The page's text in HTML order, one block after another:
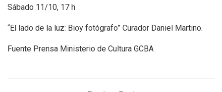
Sábado 11/10, 17 h
“El lado de la luz: Bioy fotógrafo” Curador Daniel Martino.
Fuente Prensa Ministerio de Cultura GCBA